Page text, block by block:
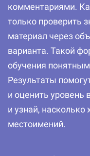
комментариями.
только проверить
материал через
варианта. Такой
обучения
Результаты
и оценить уровень
и узнай,
местоимений.